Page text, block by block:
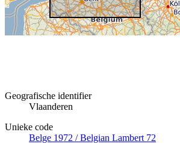
Geografische identifier
Vlaanderen
Unieke code
Belge 1972 / Belgian Lambert 72